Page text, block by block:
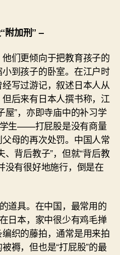
附加刑” –
们更倾向于把教育孩子的
到孩子的卧室。在江户时
写过游记，叙述日本人从
后来有日本人撰书称，江
屋”，亦即寺庙中的补习学
学生——打屁股是没有商量
母的再次处罚。中国人常
背后教子”，但就“背后教
没有很好地施行，倒是在
道具。在中国，最常用的
日本，家中很少有鸡毛掸
织的藤拍，通常是用来拍
褥，但也是“打屁股”的最